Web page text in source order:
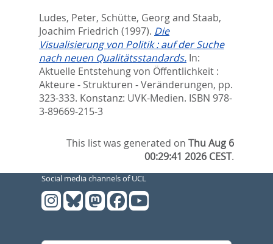
Ludes, Peter, Schütte, Georgand Staab,
Joachim Friedrich (1997). Die
Visualisierung von Politik : auf der Suche
nach neuen Qualitätsstandards. In:
Aktuelle Entstehung von Öffentlichkeit :
Akteure - Strukturen - Veränderungen, pp.
323-333. Konstanz: UVK-Medien. ISBN 978-
3-89669-215-3
This list was generated onThu Aug 6
00:29:41 2026 CEST.
Social media channels of UCL